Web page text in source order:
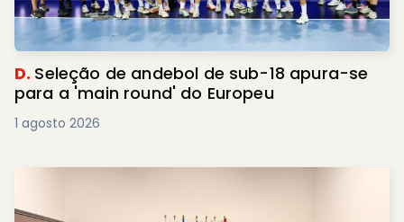
D. Seleção de andebol de sub-18 apura-se
para a 'main round' do Europeu
1 agosto 2026